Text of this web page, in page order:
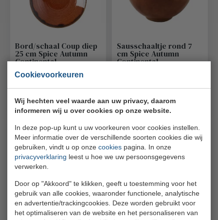
Cookievoorkeuren
Wij hechten veel waarde aan uw privacy, daarom
informeren wij u over cookies op onze website.
In deze pop-up kunt u uw voorkeuren voor cookies instellen.
Meer informatie over de verschillende soorten cookies die wij
gebruiken, vindt u op onze cookies pagina. In onze
privacyverklaring leest u hoe we uw persoonsgegevens
verwerken.
Door op "Akkoord" te klikken, geeft u toestemming voor het
gebruik van alle cookies, waaronder functionele, analytische
en advertentie/trackingcookies. Deze worden gebruikt voor
het optimaliseren van de website en het personaliseren van
Bord/schaal Coup diep
25 cm Spice Autumn
Continental
Continental
€ 21,75 Bestel
Sausschaaltje rond 7
cm Spice Autumn
Continental
€ 7,10 Bestel
Sausschaaltje rond 9
cm Spice Autumn
Continentall
Rijstbowl rond 12,5 cm
Spice Autumn
Continental